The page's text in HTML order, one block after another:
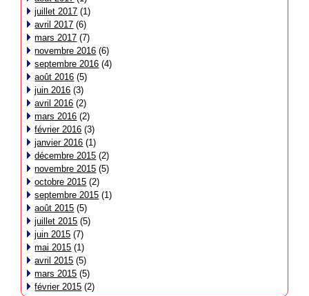
juillet 2017 (1)
avril 2017 (6)
mars 2017 (7)
novembre 2016 (6)
septembre 2016 (4)
août 2016 (5)
juin 2016 (3)
avril 2016 (2)
mars 2016 (2)
février 2016 (3)
janvier 2016 (1)
décembre 2015 (2)
novembre 2015 (5)
octobre 2015 (2)
septembre 2015 (1)
août 2015 (5)
juillet 2015 (5)
juin 2015 (7)
mai 2015 (1)
avril 2015 (5)
mars 2015 (5)
février 2015 (2)